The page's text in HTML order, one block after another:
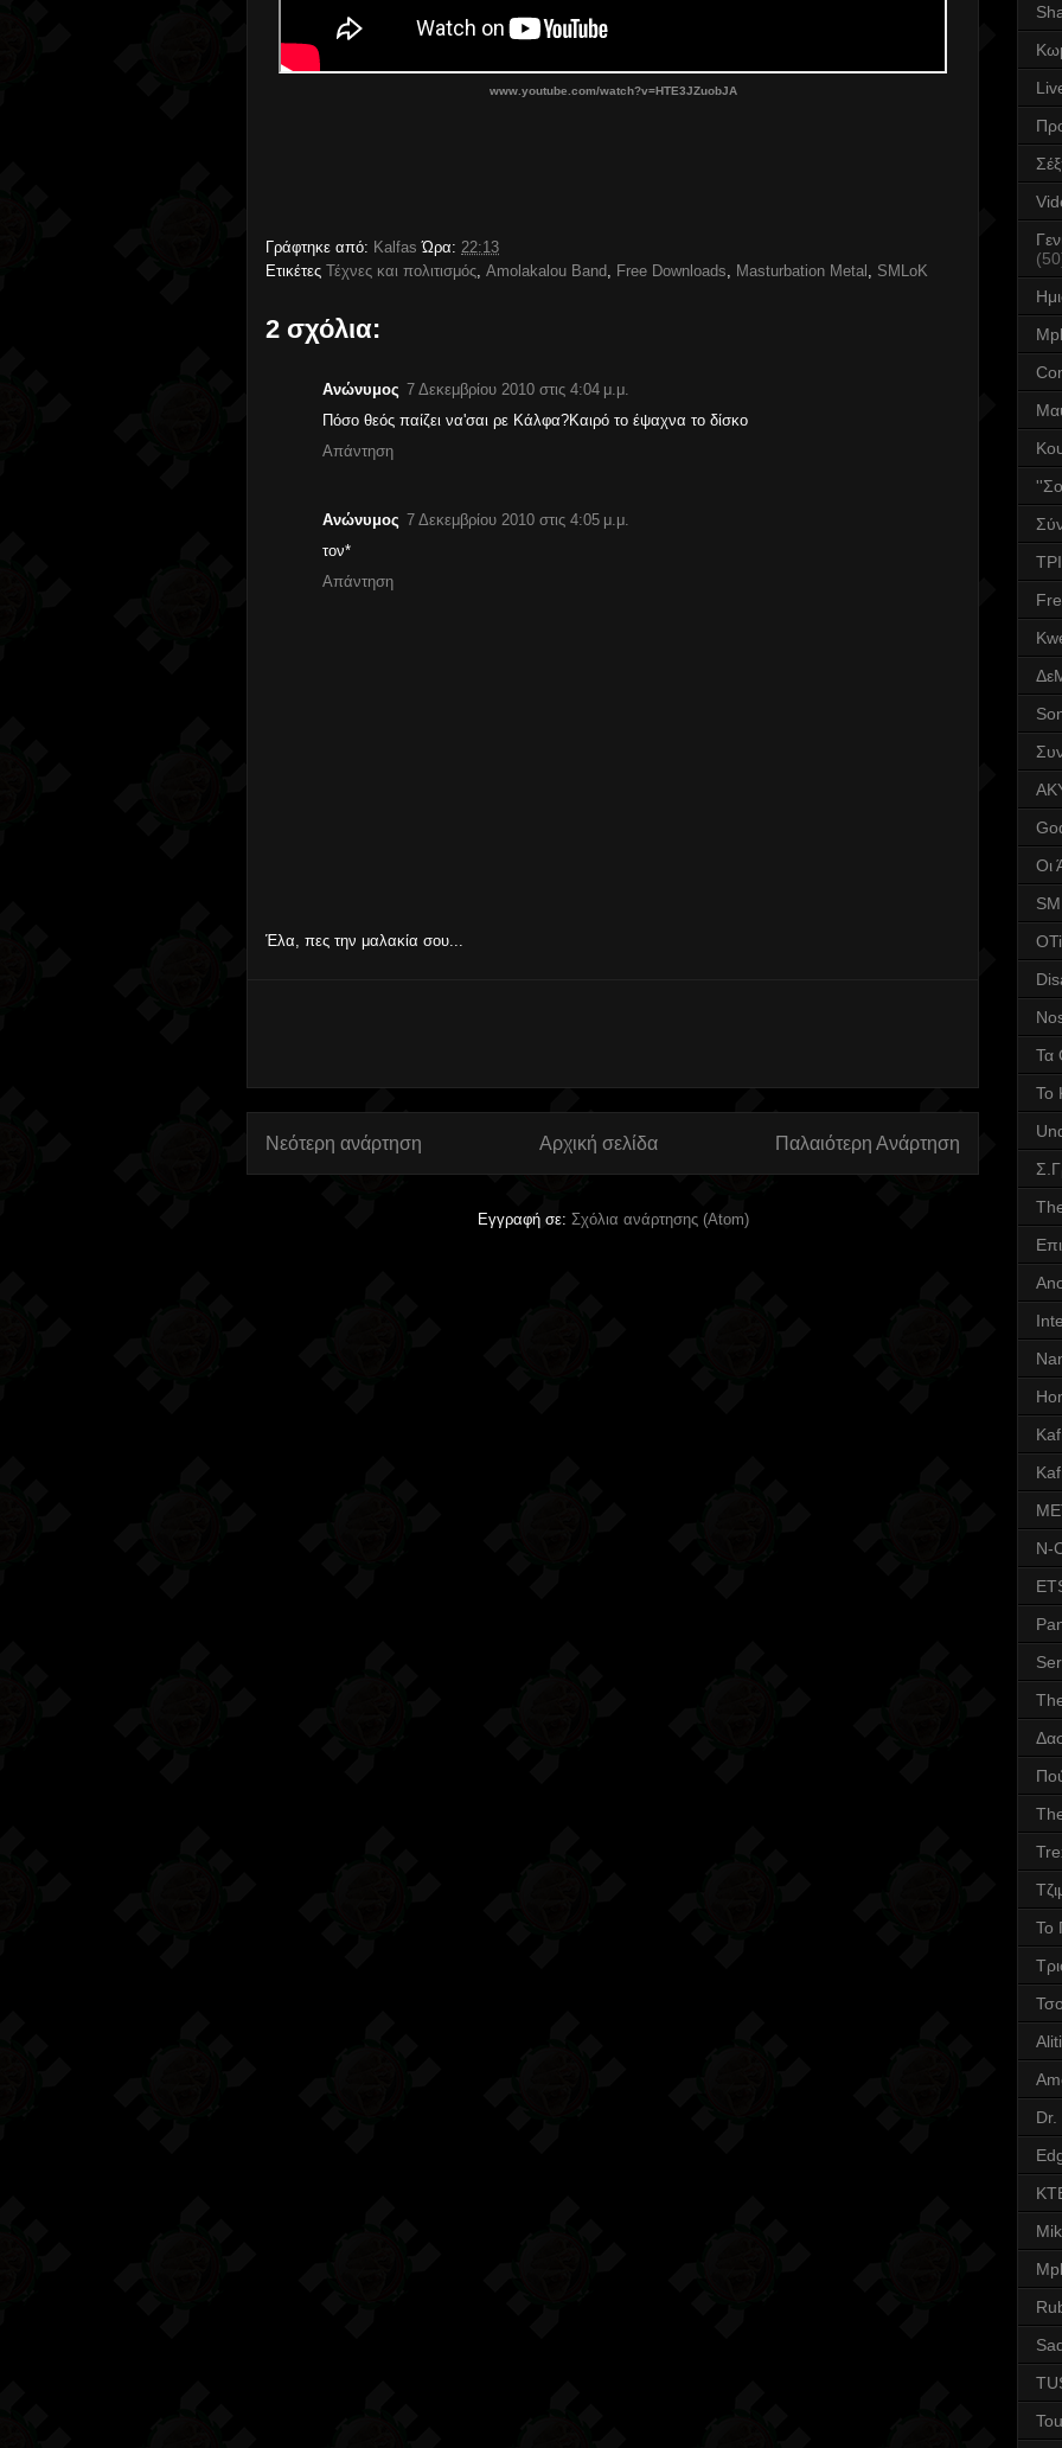
www.youtube.com/watch?v=HTE3JZuobJA
Γράφτηκε από: Kalfas Ώρα: 22:13
Ετικέτες Τέχνες και πολιτισμός Amolakalou Band Free Downloads Masturbation Metal SMLoK
2 σχόλια:
Ανώνυμος 7 Δεκεμβρίου 2010 στις 4:04 μ.μ.
Πόσο θεός παίζει να'σαι ρε Κάλφα?Καιρό το έψαχνα το δίσκο
Απάντηση
Ανώνυμος 7 Δεκεμβρίου 2010 στις 4:05 μ.μ.
τον*
Απάντηση
Έλα, πες την μαλακία σου...
Νεότερη ανάρτηση Παλαιότερη Ανάρτηση
Αρχική σελίδα
Εγγραφή σε: Σχόλια ανάρτησης (Atom)
Οι
Τα
Το
N-
Το